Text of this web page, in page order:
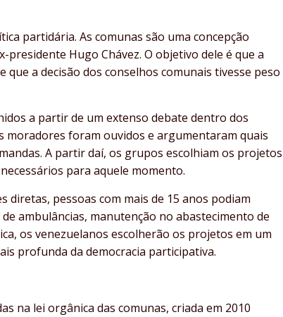
partidária. As comunas são uma concepção
Hugo Chávez. O objetivo dele é que a
a decisão dos conselhos comunais tivesse peso
a partir de um extenso debate dentro dos
moradores foram ouvidos e argumentaram quais
A partir daí, os grupos escolhiam os projetos
para aquele momento.
pessoas com mais de 15 anos podiam
ambulâncias, manutenção no abastecimento de
os venezuelanos escolherão os projetos em um
profunda da democracia participativa.
na lei orgânica das comunas, criada em 2010